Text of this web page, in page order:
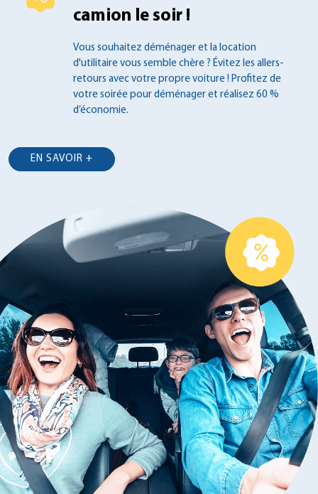
camion le soir !
Vous souhaitez déménager et la location
d'utilitaire vous semble chère ? Évitez les allers-
retours avec votre propre voiture ! Profitez de
votre soirée pour déménager et réalisez 60 %
d’économie.
EN SAVOIR +